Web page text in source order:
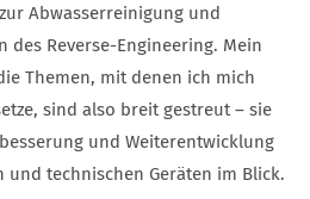
Abwasserreinigung und
des Reverse-Engineering. Mein
Themen, mit denen ich mich
sind also breit gestreut – sie
und Weiterentwicklung
technischen Geräten im Blick.